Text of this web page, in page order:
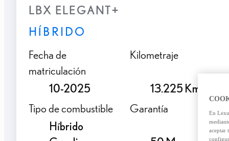
LBX ELEGANT+
HÍBRIDO
Fecha de
matriculación
10-2025
Kilometraje
13.225 Km.
Tipo de combustible
Híbrido
Garantía
En
aceptar